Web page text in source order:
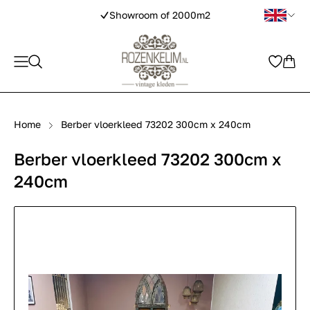
Showroom of 2000m2
Home Berber vloerkleed 73202 300cm x 240cm
Berber vloerkleed 73202 300cm x
240cm